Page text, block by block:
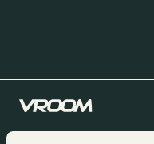
Toutes les voitures